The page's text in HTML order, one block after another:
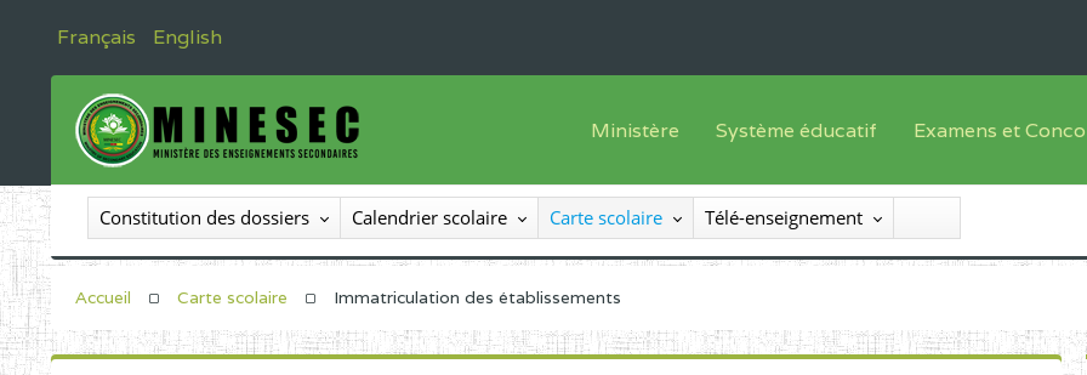
Français English
Ministère
Le Ministre
Le SEESEN
Inspection Générale des Enseignements
Système éducatif
Offre de formation
Sous
Progammes d'études
Examens et
Inscriptions
Liste des candidats
Diplômes
Constitution des dossiers Calendrier scolaire Carte scolaire Télé-enseignement
Accueil Carte scolaire Immatriculation des établissements